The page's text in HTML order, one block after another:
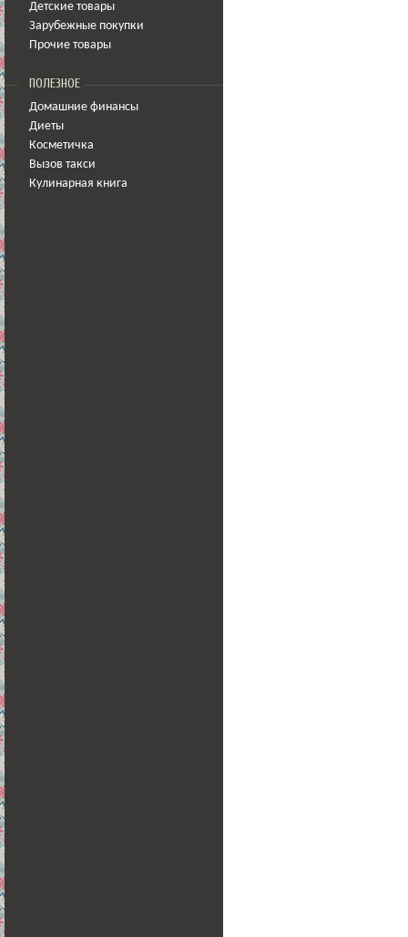
Детские товары
Зарубежные покупки
Прочие товары
ПОЛЕЗНОЕ
Домашние финансы
Диеты
Косметичка
Вызов такси
Кулинарная книга